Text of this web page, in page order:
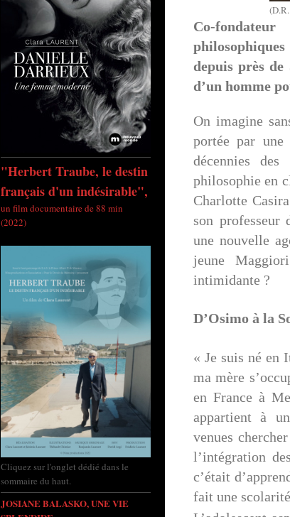
Co-
depuis près
d’un homme
On imagine
portée par
décennies
philosophie en
Charlotte
son professeur
une nouvelle
jeune
intimidante ?
D’Osimo à la
« Je suis né en
ma mère
en France à
appartient à
venues
l’intégration
c’était
fait une
"Herbert Traube, le destin
français d'un indésirable",
un film documentaire de 88 min
(2022)
Cliquez sur l'onglet dédié dans le
sommaire du haut.
JOSIANE BALASKO, UNE VIE